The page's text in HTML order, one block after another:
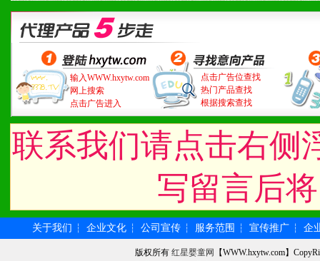
输入WWW.hxytw.com
网上搜索
点击广告进入
点击广告位查找
热门产品查找
根据搜索查找
联系我们请点击右侧
写留言后
关于我们 ┆ 企业文化 ┆ 公司宣传 ┆ 服务范围 ┆ 宣传推广 ┆ 企
版权所有红星婴童网
【WWW.hxytw.com】